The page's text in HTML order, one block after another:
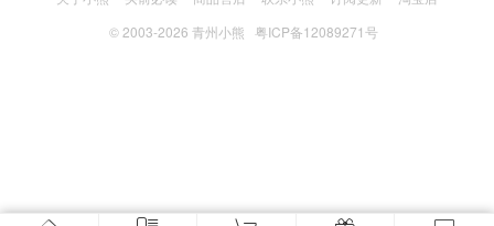
© 2003-2026 青州小熊 粤ICP备12089271号